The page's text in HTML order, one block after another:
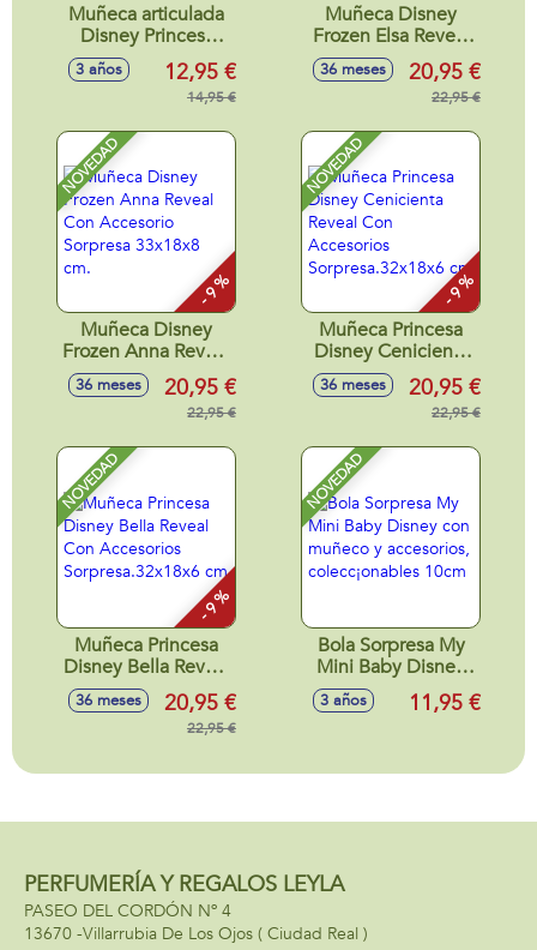
Muñeca articulada
Disney Princess
Vaiana 29 cm
3 años 12,95 €
14,95 €
Muñeca Disney
Frozen Elsa Reveal
con Accesorio
Sorpresa. 33x18x8
36 meses 20,95 €
22,95 €
NOVEDAD
- 9 %
Muñeca Disney
Frozen Anna Reveal
Con Accesorio
Sorpresa 33x18x8
36 meses 20,95 €
22,95 €
NOVEDAD
- 9 %
Muñeca Princesa
Disney Cenicienta
Reveal Con
Accesorios
Sorpresa.32x18x6
36 meses 20,95 €
22,95 €
NOVEDAD
- 9 %
Muñeca Princesa
Disney Bella Reveal
Con Accesorios
Sorpresa.32x18x6
36 meses 20,95 €
22,95 €
NOVEDAD
Bola Sorpresa My
Mini Baby Disney
con muñeco y
accesorios,
3 años 11,95 €
PERFUMERÍA Y REGALOS LEYLA
PASEO DEL CORDÓN Nº 4
13670 -Villarrubia De Los Ojos ( Ciudad Real )